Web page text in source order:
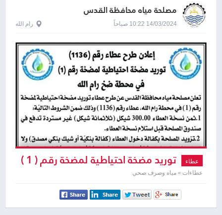
مصلحة مياه محافظة القدس
14/03/2024 10:22 صباحاً رام الله
عطاء توريد مضخة احتياطية لمضخة رقم ( 1 )
في محطة ضخ رام الله
عطاءات » مياه وصرف صحي